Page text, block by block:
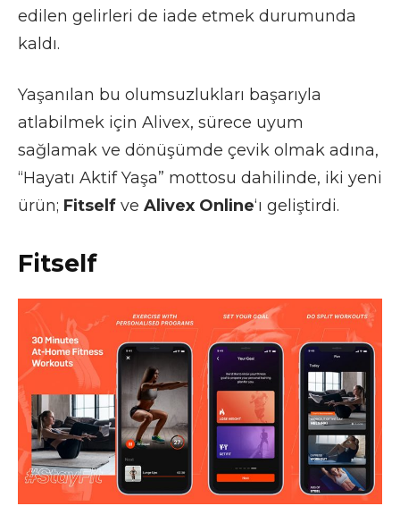
edilen gelirleri de iade etmek durumunda
kaldı.
Yaşanılan bu olumsuzlukları başarıyla
atlabilmek için Alivex, sürece uyum
sağlamak ve dönüşümde çevik olmak adına,
“Hayatı Aktif Yaşa” mottosu dahilinde, iki yeni
ürün; Fitself ve Alivex Online‘ı geliştirdi.
Fitself